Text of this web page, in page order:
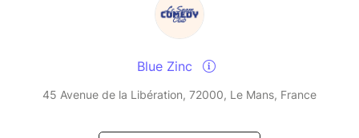
Blue Zinc
45 Avenue de la Libération, 72000, Le Mans, France